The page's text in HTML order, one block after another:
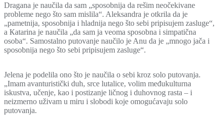
Dragana je naučila da sam „sposobnija da rešim neočekivane
probleme nego što sam mislila“. Aleksandra je otkrila da je
„pametnija, sposobnija i hladnija nego što sebi pripisujem zasluge“,
a Кatarina je naučila „da sam ja veoma sposobna i simpatična
osoba“. Samostalno putovanje naučilo je Anu da je „mnogo jača i
sposobnija nego što sebi pripisujem zasluge“.
Jelena je podelila ono što je naučila o sebi kroz solo putovanja.
„Imam avanturistički duh, srce lutalice, volim međukulturna
iskustva, učenje, kao i postizanje ličnog i duhovnog rasta – i
neizmerno uživam u miru i slobodi koje omogućavaju solo
putovanja.